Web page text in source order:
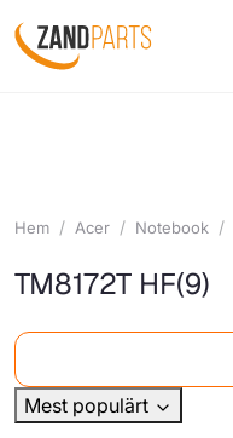
Hem Acer Notebook
TM8172T HF(9)
Mest populärt